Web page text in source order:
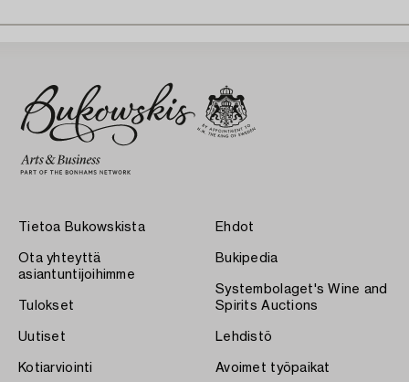
Tietoa Bukowskista
Ota yhteyttä
asiantuntijoihimme
Tulokset
Uutiset
Kotiarviointi
Ehdot
Bukipedia
Systembolaget's Wine and
Spirits Auctions
Lehdistö
Avoimet työpaikat